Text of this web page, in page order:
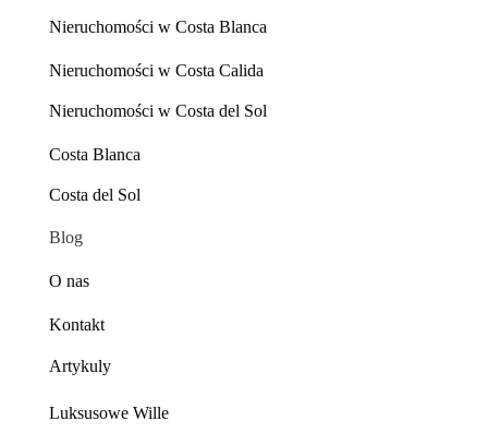
Nieruchomości w Costa Blanca
Nieruchomości w Costa Calida
Nieruchomości w Costa del Sol
O nas
Costa del Sol
Costa Blanca
Kontakt
Luksusowe Wille
Artykuly
Blog